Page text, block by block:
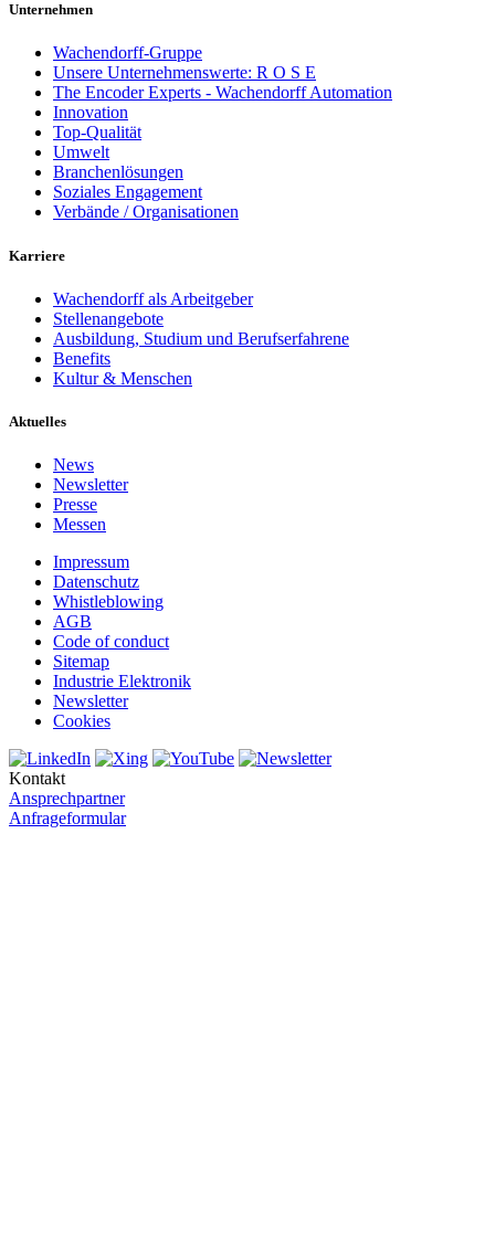
Unternehmen
Wachendorff-Gruppe
Unsere Unternehmenswerte: R O S E
The Encoder Experts - Wachendorff Automation
Innovation
Top-Qualität
Umwelt
Branchenlösungen
Soziales Engagement
Verbände / Organisationen
Karriere
Wachendorff als Arbeitgeber
Stellenangebote
Ausbildung, Studium und Berufserfahrene
Benefits
Kultur & Menschen
Aktuelles
News
Newsletter
Presse
Messen
Impressum
Datenschutz
Whistleblowing
AGB
Code of conduct
Sitemap
Industrie Elektronik
Newsletter
Cookies
Kontakt
Ansprechpartner
Anfrageformular